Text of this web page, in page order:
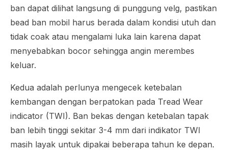
ban dapat dilihat langsung di punggung velg, pastikan
bead ban mobil harus berada dalam kondisi utuh dan
tidak coak atau mengalami luka lain karena dapat
menyebabkan bocor sehingga angin merembes
keluar.
Kedua adalah perlunya mengecek ketebalan
kembangan dengan berpatokan pada Tread Wear
indicator (TWI). Ban bekas dengan ketebalan tapak
ban lebih tinggi sekitar 3-4 mm dari indikator TWI
masih layak untuk dipakai beberapa tahun ke depan.